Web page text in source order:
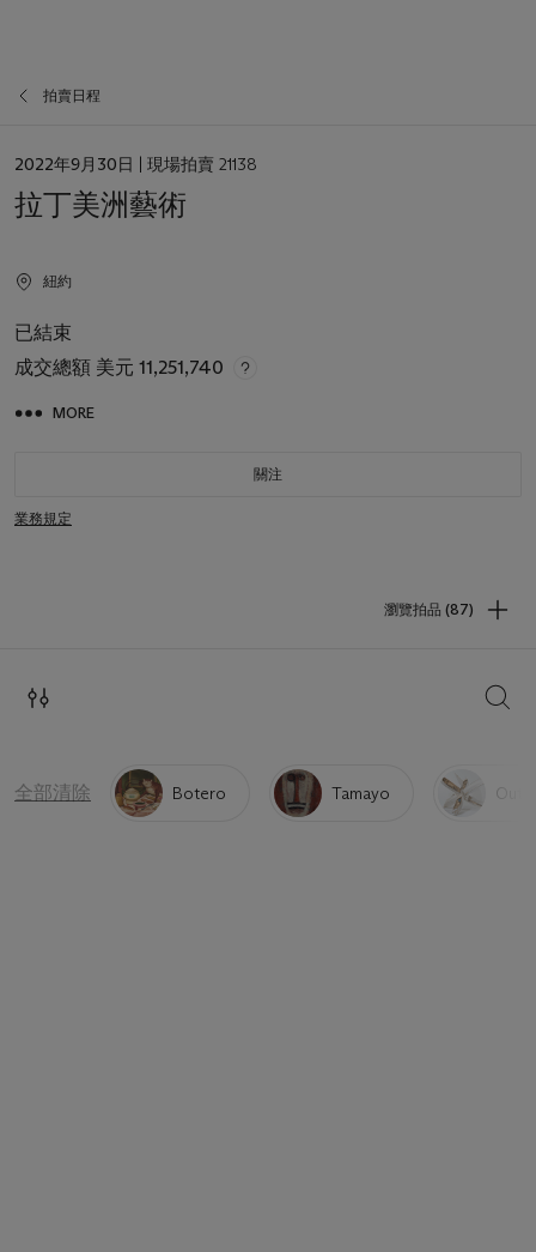
拍賣日程
日
2022年9月30日 | 現場拍賣 21138
拉丁美洲藝術
紐約
已結束
成交總額 美元 11,251,740
MORE
關注
業務規定
瀏覽拍品 (87)
搜索
全部清除 Botero Tamayo